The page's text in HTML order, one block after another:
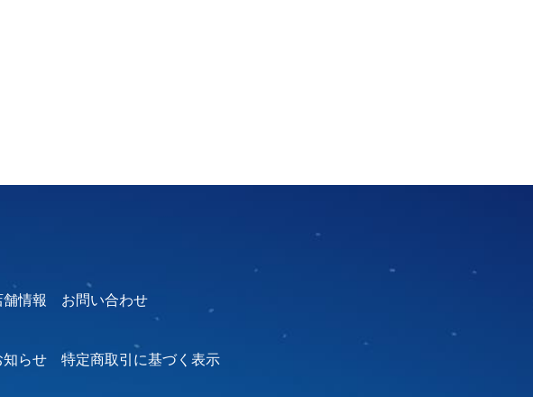
舗情報
知らせ
お問い合わせ
特定商取引に基づく表示